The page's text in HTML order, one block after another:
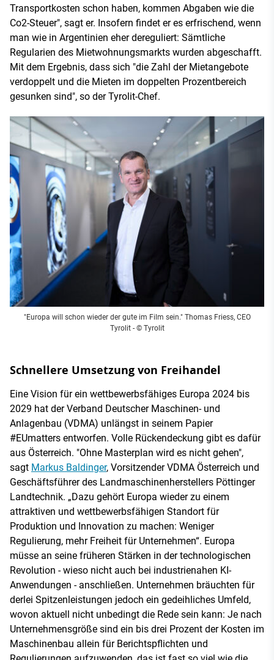
Transportkosten schon haben, kommen Abgaben wie die
Co2-Steuer", sagt er. Insofern findet er es erfrischend, wenn
man wie in Argentinien eher dereguliert: Sämtliche
Regularien des Mietwohnungsmarkts wurden abgeschafft.
Mit dem Ergebnis, dass sich "die Zahl der Mietangebote
verdoppelt und die Mieten im doppelten Prozentbereich
gesunken sind", so der Tyrolit-Chef.
"Europa will schon wieder der gute im Film sein." Thomas Friess, CEO
Tyrolit - © Tyrolit
Schnellere Umsetzung von Freihandel
Eine Vision für ein wettbewerbsfähiges Europa 2024 bis
2029 hat der Verband Deutscher Maschinen- und
Anlagenbau (VDMA) unlängst in seinem Papier
#EUmatters entworfen. Volle Rückendeckung gibt es dafür
aus Österreich. "Ohne Masterplan wird es nicht gehen",
sagt Markus Baldinger, Vorsitzender VDMA Österreich und
Geschäftsführer des Landmaschinenherstellers Pöttinger
Landtechnik. „Dazu gehört Europa wieder zu einem
attraktiven und wettbewerbsfähigen Standort für
Produktion und Innovation zu machen: Weniger
Regulierung, mehr Freiheit für Unternehmen“. Europa
müsse an seine früheren Stärken in der technologischen
Revolution - wieso nicht auch bei industrienahen KI-
Anwendungen - anschließen. Unternehmen bräuchten für
derlei Spitzenleistungen jedoch ein gedeihliches Umfeld,
wovon aktuell nicht unbedingt die Rede sein kann: Je nach
Unternehmensgröße sind ein bis drei Prozent der Kosten im
Maschinenbau allein für Berichtspflichten und